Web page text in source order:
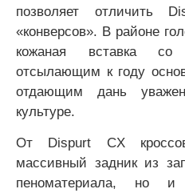
позволяет отличить
«конверсов». В районе
кожаная вставка со
отсылающим к году
отдающим дань
культуре.
От Dispurt CX
массивный задник из
пеноматериала, но